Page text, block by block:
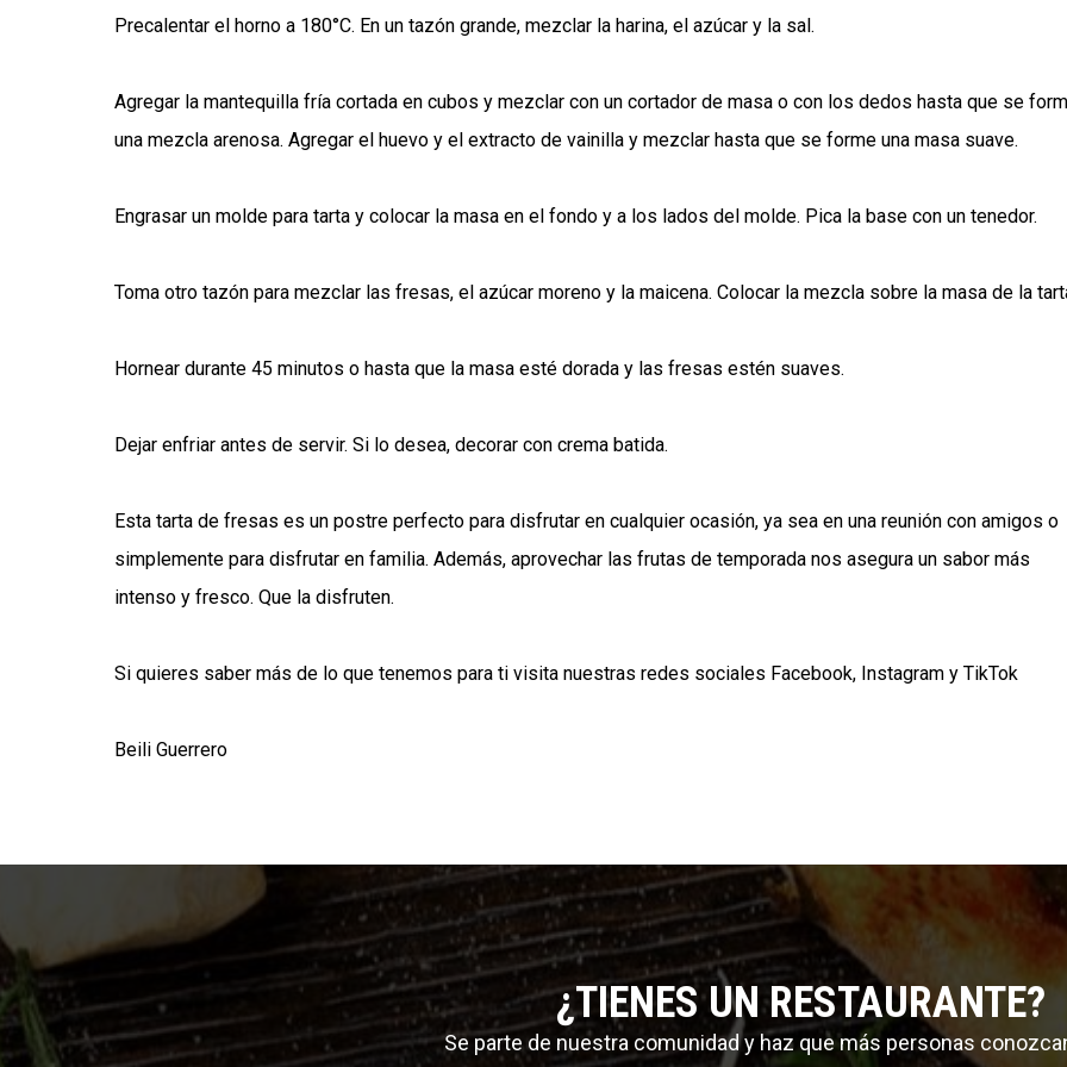
Precalentar el horno a 180°C. En un tazón grande, mezclar la harina, el azúcar y la sal.
Agregar la mantequilla fría cortada en cubos y mezclar con un cortador de masa o con los dedos hasta que se
una mezcla arenosa. Agregar el huevo y el extracto de vainilla y mezclar hasta que se forme una masa suave.
Engrasar un molde para tarta y colocar la masa en el fondo y a los lados del molde. Pica la base con un tenedor.
Toma otro tazón para mezclar las fresas, el azúcar moreno y la maicena. Colocar la mezcla sobre la masa de la
Hornear durante 45 minutos o hasta que la masa esté dorada y las fresas estén suaves.
Dejar enfriar antes de servir. Si lo desea, decorar con crema batida.
Esta tarta de fresas es un postre perfecto para disfrutar en cualquier ocasión, ya sea en una reunión con amigos o
simplemente para disfrutar en familia. Además, aprovechar las frutas de temporada nos asegura un sabor más
intenso y fresco. Que la disfruten.
Si quieres saber más de lo que tenemos para ti visita nuestras redes sociales Facebook, Instagram y TikTok
Beili Guerrero
¿TIENES UN RESTAURANTE?
Se parte de nuestra comunidad y haz que más personas